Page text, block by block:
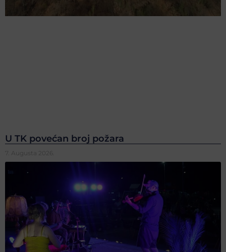
U TK povećan broj požara
7. Augusta 2026.